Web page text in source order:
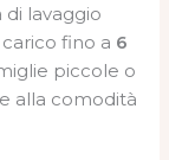
lavaggio
fino a 6
piccole o
alla comodità